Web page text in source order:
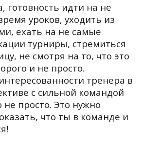
готовность идти на не
уроков, уходить из
ехать на не самые
турниры, стремиться
не смотря на то, что это
и не просто.
тренера в
с сильной командой
не просто. Это нужно
что ты в команде и